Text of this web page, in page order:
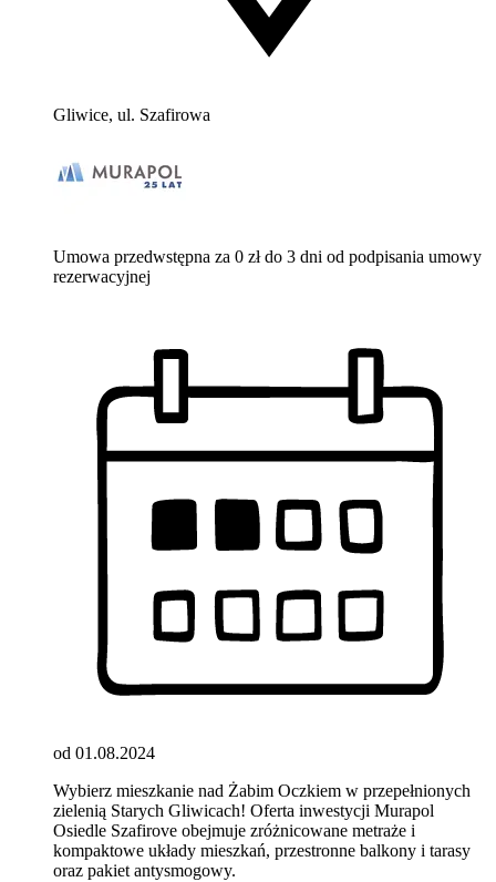
Gliwice, ul. Szafirowa
Umowa przedwstępna za 0 zł do 3 dni od podpisania umowy
rezerwacyjnej
od 01.08.2024
Wybierz mieszkanie nad Żabim Oczkiem w przepełnionych
zielenią Starych Gliwicach! Oferta inwestycji Murapol
Osiedle Szafirove obejmuje zróżnicowane metraże i
kompaktowe układy mieszkań, przestronne balkony i tarasy
oraz pakiet antysmogowy.